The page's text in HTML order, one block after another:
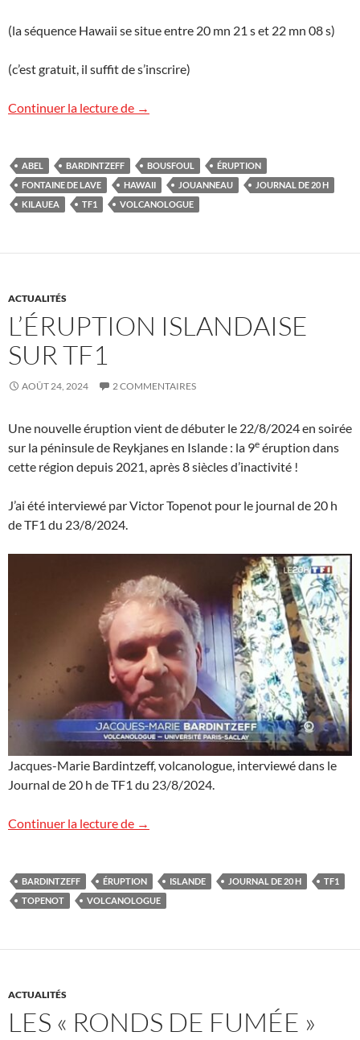
(la séquence Hawaii se situe entre 20 mn 21 s et 22 mn 08 s)
(c’est gratuit, il suffit de s’inscrire)
Continuer la lecture de Le Kilauea sur TF1
→
ABEL BARDINTZEFF BOUSFOUL
ÉRUPTION
FONTAINE DE LAVE
HAWAII JOUANNEAU
JOURNAL DE 20 H
KILAUEA
TF1 VOLCANOLOGUE
ACTUALITÉS
L’ÉRUPTION ISLANDAISE
SUR TF1
AOÛT 24, 2024 2 COMMENTAIRES
Une nouvelle éruption vient de débuter le 22/8/2024 en soirée
sur la péninsule de Reykjanes en Islande : la 9e éruption dans
cette région depuis 2021, après 8 siècles d’inactivité !
J’ai été interviewé par Victor Topenot pour le journal de 20 h
de TF1 du 23/8/2024.
Jacques-Marie Bardintzeff, volcanologue, interviewé dans le
Journal de 20 h de TF1 du 23/8/2024.
Continuer la lecture de L’éruption islandaise sur TF1
→
BARDINTZEFF ÉRUPTION ISLANDE JOURNAL DE 20 H
TF1
TOPENOT
VOLCANOLOGUE
ACTUALITÉS
LES « RONDS DE FUMÉE »